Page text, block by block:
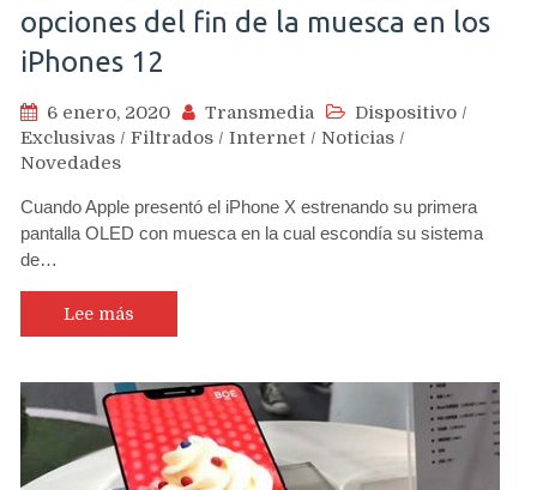
opciones del fin de la muesca en los
iPhones 12
6 enero, 2020 Transmedia Dispositivo /
Exclusivas / Filtrados / Internet / Noticias /
Novedades
Cuando Apple presentó el iPhone X estrenando su primera
pantalla OLED con muesca en la cual escondía su sistema
de…
Lee más